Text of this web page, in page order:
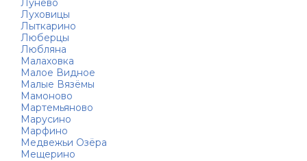
Лунёво
Луховицы
Лыткарино
Люберцы
Любляна
Малаховка
Малое Видное
Малые Вязёмы
Мамоново
Мартемьяново
Марусино
Марфино
Медвежьи Озёра
Мещерино